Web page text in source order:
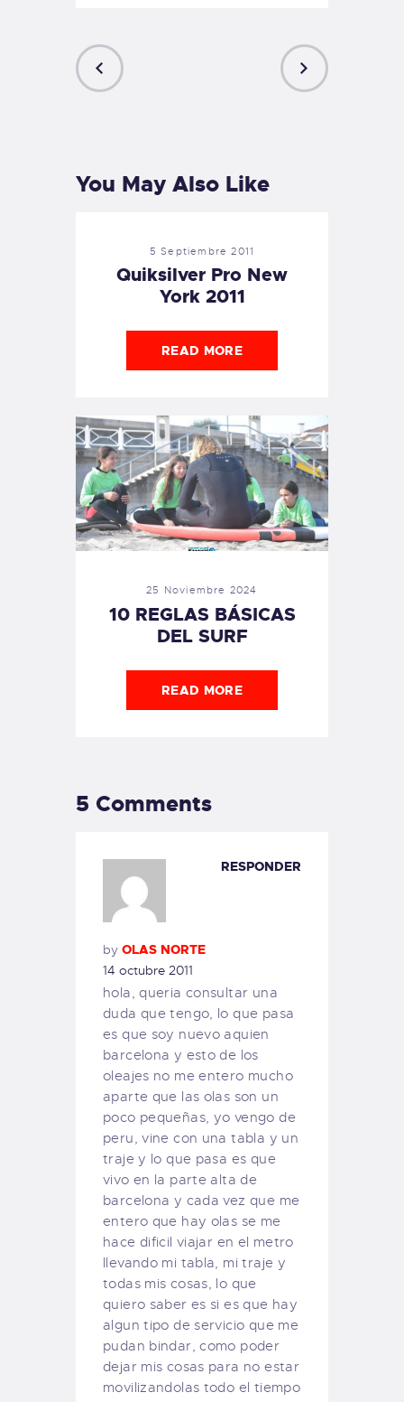
You May Also Like
5 Septiembre 2011
Quiksilver Pro New
York 2011
READ MORE
25 Noviembre 2024
10 REGLAS BÁSICAS
DEL SURF
READ MORE
5 Comments
by OLAS NORTE
14 octubre 2011
hola, queria consultar una
duda que tengo, lo que pasa
es que soy nuevo aquien
barcelona y esto de los
oleajes no me entero mucho
aparte que las olas son un
poco pequeñas, yo vengo de
peru, vine con una tabla y un
traje y lo que pasa es que
vivo en la parte alta de
barcelona y cada vez que me
entero que hay olas se me
hace dificil viajar en el metro
llevando mi tabla, mi traje y
todas mis cosas, lo que
quiero saber es si es que hay
algun tipo de servicio que me
pudan bindar, como poder
dejar mis cosas para no estar
movilizandolas todo el tiempo
RESPONDER